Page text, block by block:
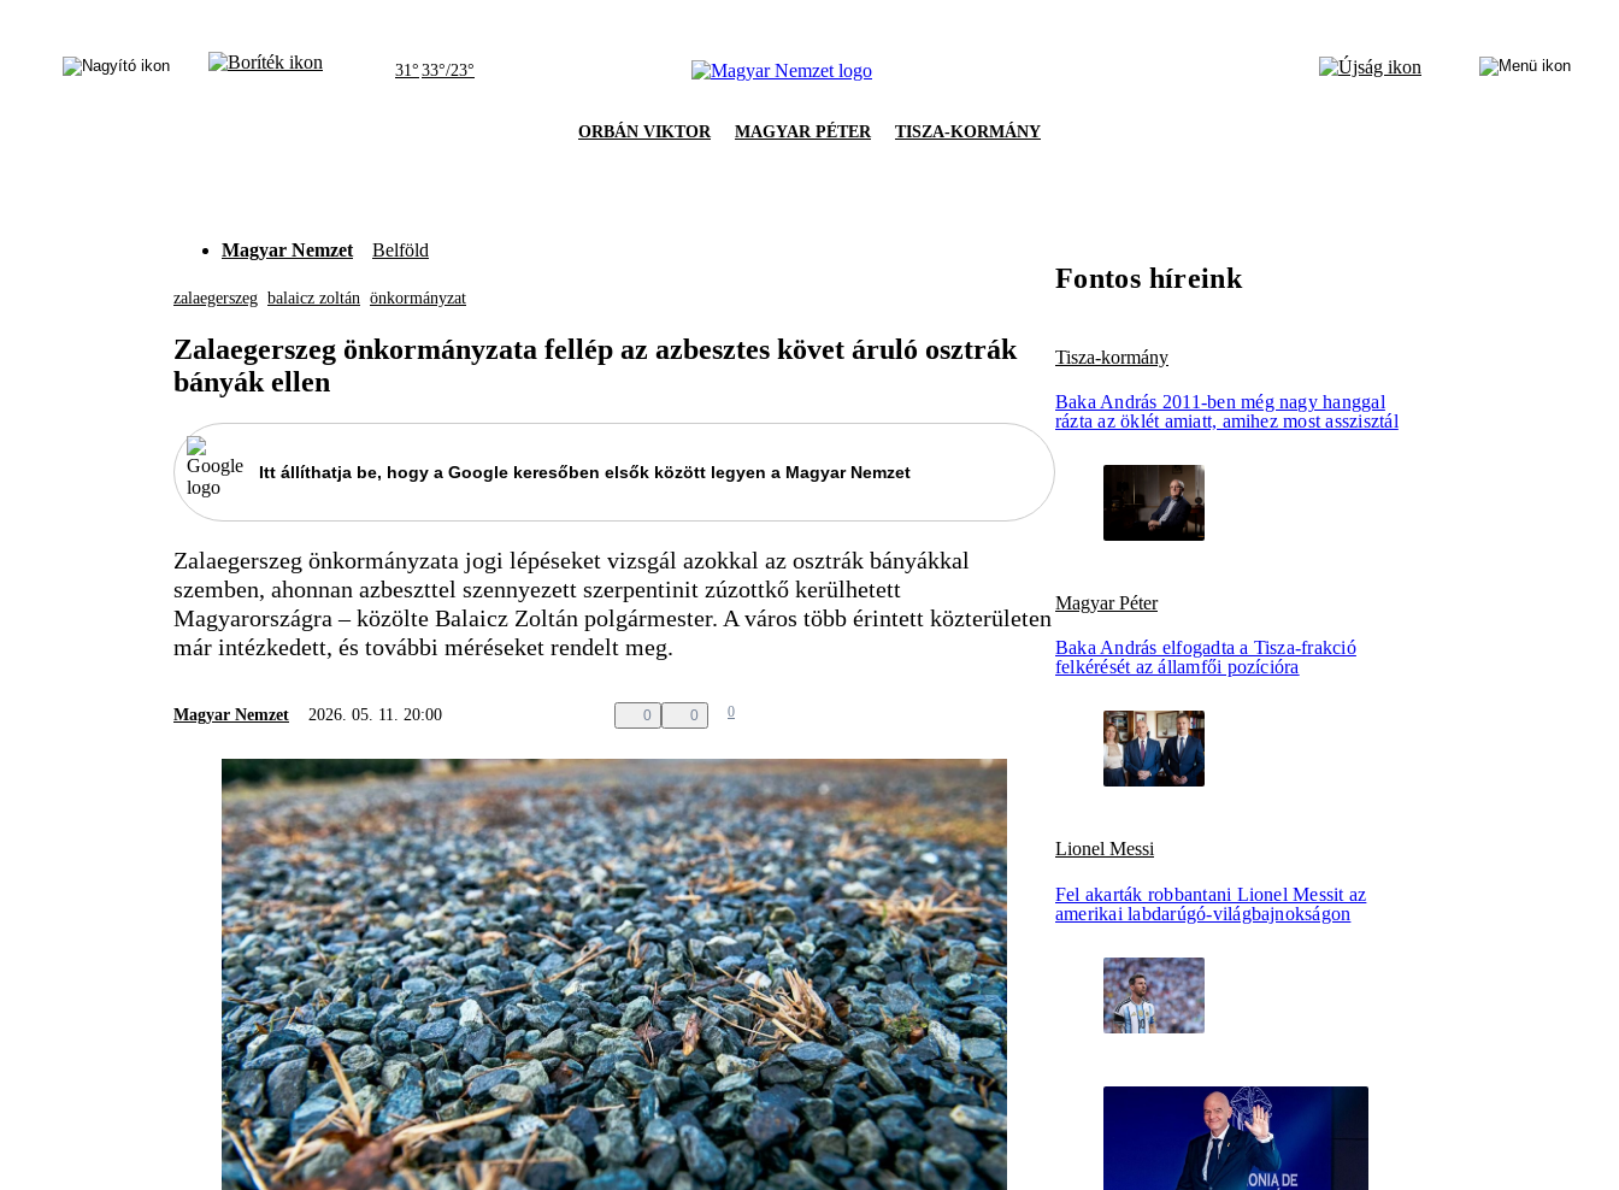
31° 33°/23°
ORBÁN VIKTOR MAGYAR PÉTER TISZA-KORMÁNY
Magyar Nemzet Belföld
zalaegerszeg balaicz zoltán önkormányzat
Zalaegerszeg önkormányzata fellép az azbesztes követ áruló osztrák
bányák ellen
Itt állíthatja be, hogy a Google keresőben elsők között legyen a Magyar Nemzet
Zalaegerszeg önkormányzata jogi lépéseket vizsgál azokkal az osztrák bányákkal
szemben, ahonnan azbeszttel szennyezett szerpentinit zúzottkő kerülhetett
Magyarországra – közölte Balaicz Zoltán polgármester. A város több érintett közterületen
már intézkedett, és további méréseket rendelt meg.
Magyar Nemzet 2026. 05. 11. 20:00 0 0 0
Fontos híreink
Tisza-kormány
Baka András 2011-ben még nagy hanggal
rázta az öklét amiatt, amihez most asszisztál
Magyar Péter
Baka András elfogadta a Tisza-frakció
felkérését az államfői pozícióra
Lionel Messi
Fel akarták robbantani Lionel Messit az
amerikai labdarúgó-világbajnokságon